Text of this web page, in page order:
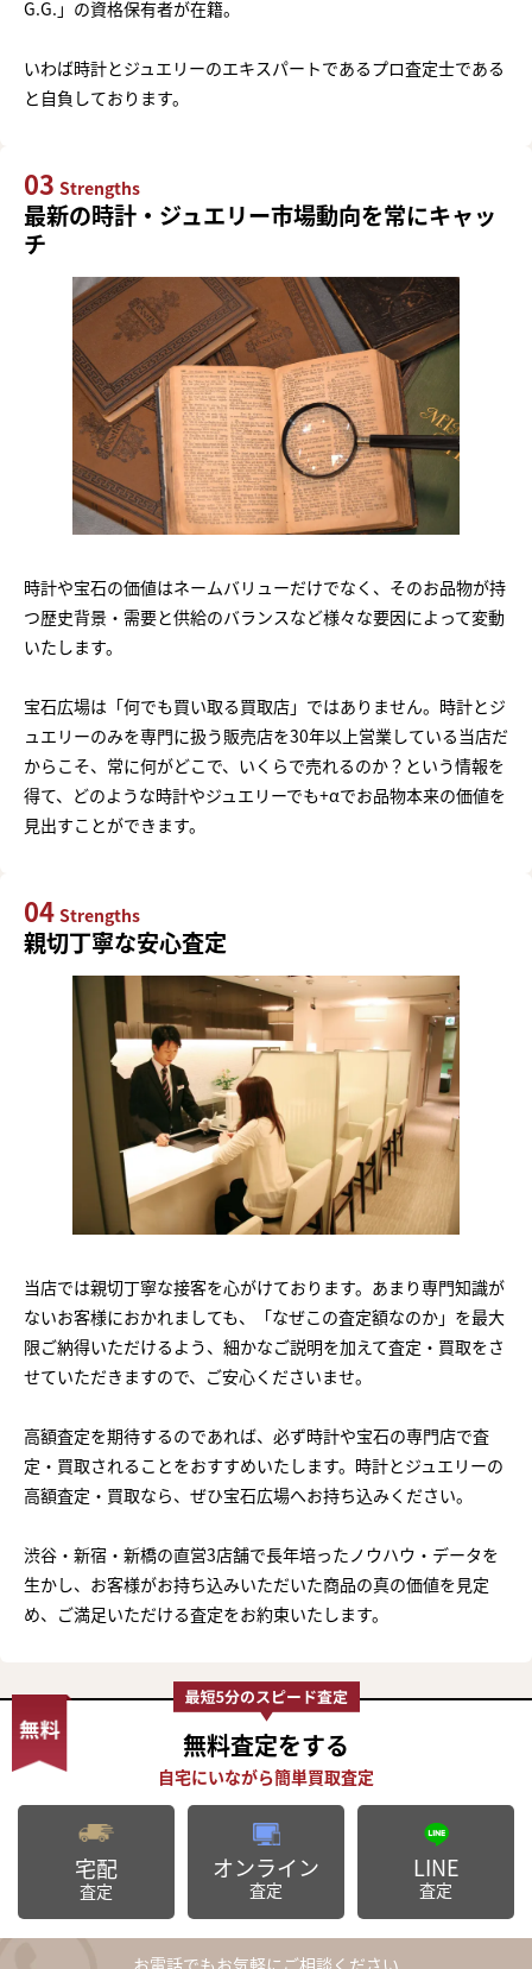
G.G.」の資格保有者が在籍。
いわば時計とジュエリーのエキスパートであるプロ査定士である
と自負しております。
03 Strengths
最新の時計・ジュエリー市場動向を常にキャッ
チ
時計や宝石の価値はネームバリューだけでなく、そのお品物が持
つ歴史背景・需要と供給のバランスなど様々な要因によって変動
いたします。
宝石広場は「何でも買い取る買取店」ではありません。時計とジ
ュエリーのみを専門に扱う販売店を30年以上営業している当店だ
からこそ、常に何がどこで、いくらで売れるのか？という情報を
得て、どのような時計やジュエリーでも+αでお品物本来の価値を
見出すことができます。
04 Strengths
親切丁寧な安心査定
当店では親切丁寧な接客を心がけております。あまり専門知識が
ないお客様におかれましても、「なぜこの査定額なのか」を最大
限ご納得いただけるよう、細かなご説明を加えて査定・買取をさ
せていただきますので、ご安心くださいませ。
高額査定を期待するのであれば、必ず時計や宝石の専門店で査
定・買取されることをおすすめいたします。時計とジュエリーの
高額査定・買取なら、ぜひ宝石広場へお持ち込みください。
渋谷・新宿・新橋の直営3店舗で長年培ったノウハウ・データを
生かし、お客様がお持ち込みいただいた商品の真の価値を見定
め、ご満足いただける査定をお約束いたします。
無料査定をする
宅配
査定
オンライン
査定
LINE
査定
お電話でもお気軽にご相談ください